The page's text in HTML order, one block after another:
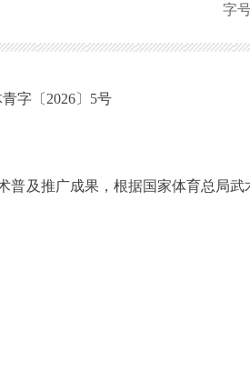
字
字〔2026〕5号
推广成果，根据国家体育总局武